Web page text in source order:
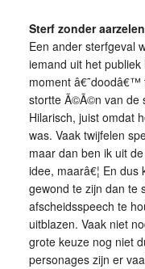
Sterf zonder aarzelen
Een ander sterfgeval
iemand uit het
moment â€˜doodâ€™
stortte Ã©Ã©n van de
Hilarisch, juist omdat
was. Vaak twijfelen
maar dan ben ik uit
idee, maarâ€¦ En
gewond te zijn dan te
afscheidsspeech te
uitblazen. Vaak niet
grote keuze nog niet
personages zijn er